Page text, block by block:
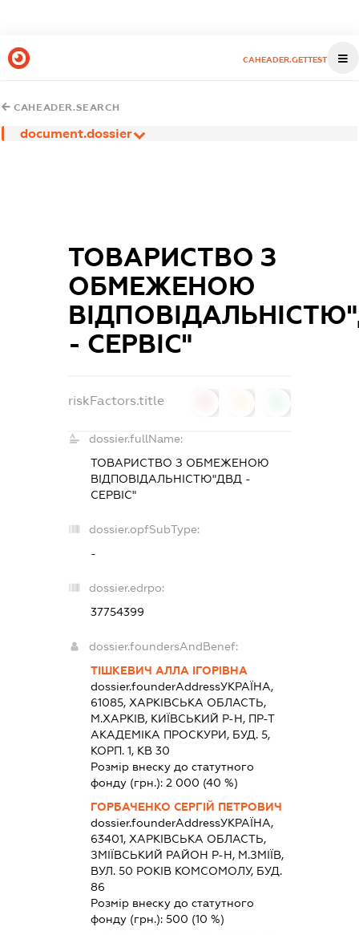
CAHEADER.GETTEST
CAHEADER.SEARCH
document.dossier
ТОВАРИСТВО З
ОБМЕЖЕНОЮ
- СЕРВІС"
riskFactors.title
dossier.fullName:
ТОВАРИСТВО З ОБМЕЖЕНОЮ
ВІДПОВІДАЛЬНІСТЮ"ДВД -
СЕРВІС"
dossier.opfSubType:
-
dossier.edrpo:
37754399
dossier.foundersAndBenef:
ТІШКЕВИЧ АЛЛА ІГОРІВНА
dossier.founderAddressУКРАЇНА,
61085, ХАРКIВСЬКА ОБЛАСТЬ,
М.ХАРКІВ, КИЇВСЬКИЙ Р-Н, ПР-Т
АКАДЕМІКА ПРОСКУРИ, БУД. 5,
КОРП. 1, КВ 30
Розмір внеску до статутного
фонду (грн.):2 000 (40 %)
ГОРБАЧЕНКО СЕРГІЙ ПЕТРОВИЧ
dossier.founderAddressУКРАЇНА,
63401, ХАРКIВСЬКА ОБЛАСТЬ,
ЗМIЇВСЬКИЙ РАЙОН Р-Н, М.ЗМІЇВ,
ВУЛ. 50 РОКІВ КОМСОМОЛУ, БУД.
86
Розмір внеску до статутного
фонду (грн.):500 (10 %)